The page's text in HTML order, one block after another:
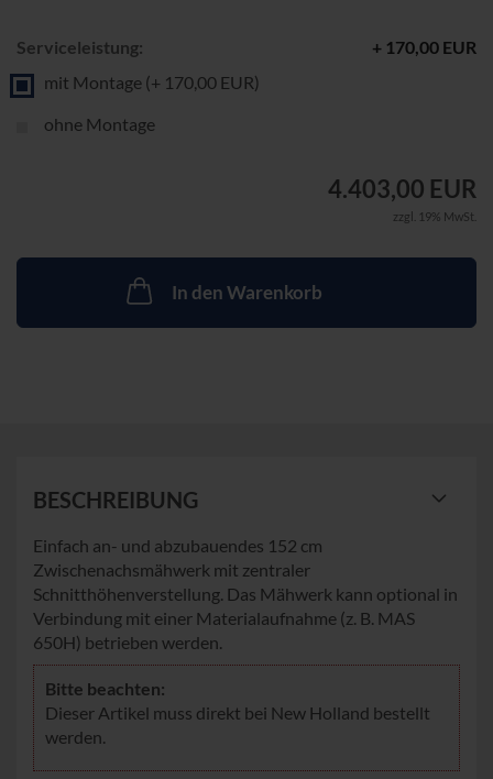
Serviceleistung:
+ 170,00 EUR
mit Montage (+ 170,00 EUR)
ohne Montage
4.403,00 EUR
zzgl. 19% MwSt.
In den Warenkorb
BESCHREIBUNG
Einfach an- und abzubauendes 152 cm
Zwischenachsmähwerk mit zentraler
Schnitthöhenverstellung. Das Mähwerk kann optional in
Verbindung mit einer Materialaufnahme (z. B. MAS
650H) betrieben werden.
Bitte beachten:
Dieser Artikel muss direkt bei New Holland bestellt
werden.